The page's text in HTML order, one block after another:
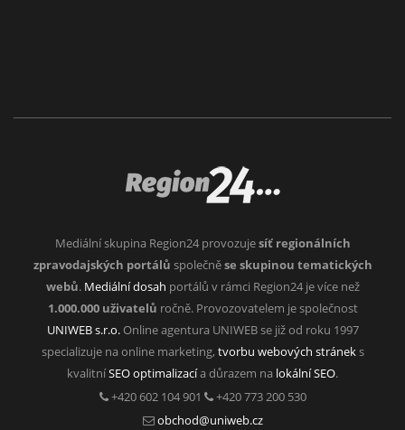
Mediální skupina Region24 provozujesíť regionálních
zpravodajských portálů společněse skupinou tematických
webů. Mediální dosah portálů v rámci Region24 je více než
1.000.000 uživatelů ročně. Provozovatelem je společnost
UNIWEB s.r.o.Online agentura UNIWEB se již od roku 1997
specializuje na online marketing, tvorbu webových stráneks
kvalitníSEO optimalizacía důrazem na lokální SEO.
+420 602 104 901
+420 773 200 530
obchod@uniweb.cz